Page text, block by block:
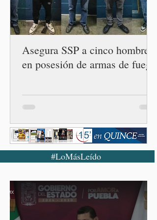
la Casa Carmen Serdán
número 25 en el estado, la
cuarta en la c
Asegura SSP a cinco hombres
en posesión de armas de fuego
#LoMásLeído